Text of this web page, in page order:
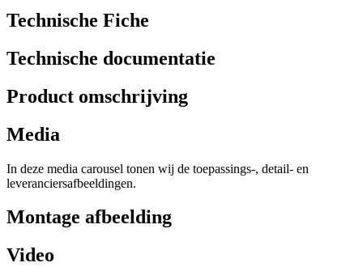
Technische Fiche
Technische documentatie
Product omschrijving
Media
In deze media carousel tonen wij de toepassings-, detail- en
leveranciersafbeeldingen.
Montage afbeelding
Video